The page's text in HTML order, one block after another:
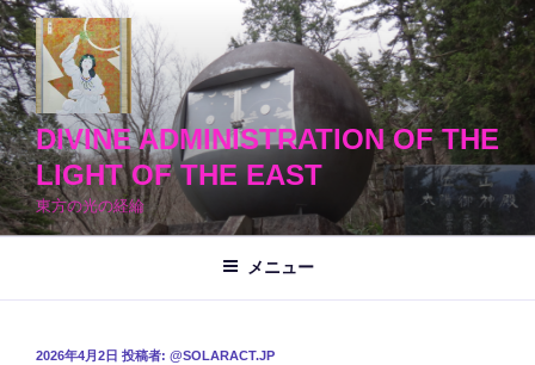
コ
ン
テ
ン
ツ
へ
ス
キ
ッ
DIVINE ADMINISTRATION OF THE
LIGHT OF THE EAST
東方の光の経綸
メニュー
投
2026年4月2日 投稿者: @SOLARACT.JP